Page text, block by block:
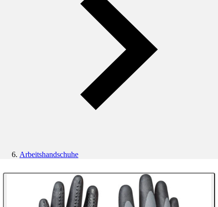
Arbeitshandschuhe